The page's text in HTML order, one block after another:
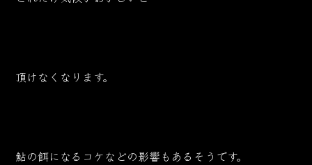
頂けなくなります。
鮎の餌になるコケなどの影響もあるそうです。